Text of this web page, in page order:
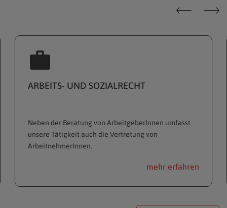
ARBEITS- UND SOZIALRECHT
Neben der Beratung von ArbeitgeberInnen umfasst
unsere Tätigkeit auch die Vertretung von
ArbeitnehmerInnen.
mehr erfahren